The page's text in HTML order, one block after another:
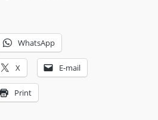
WhatsApp
X E-mail
Print